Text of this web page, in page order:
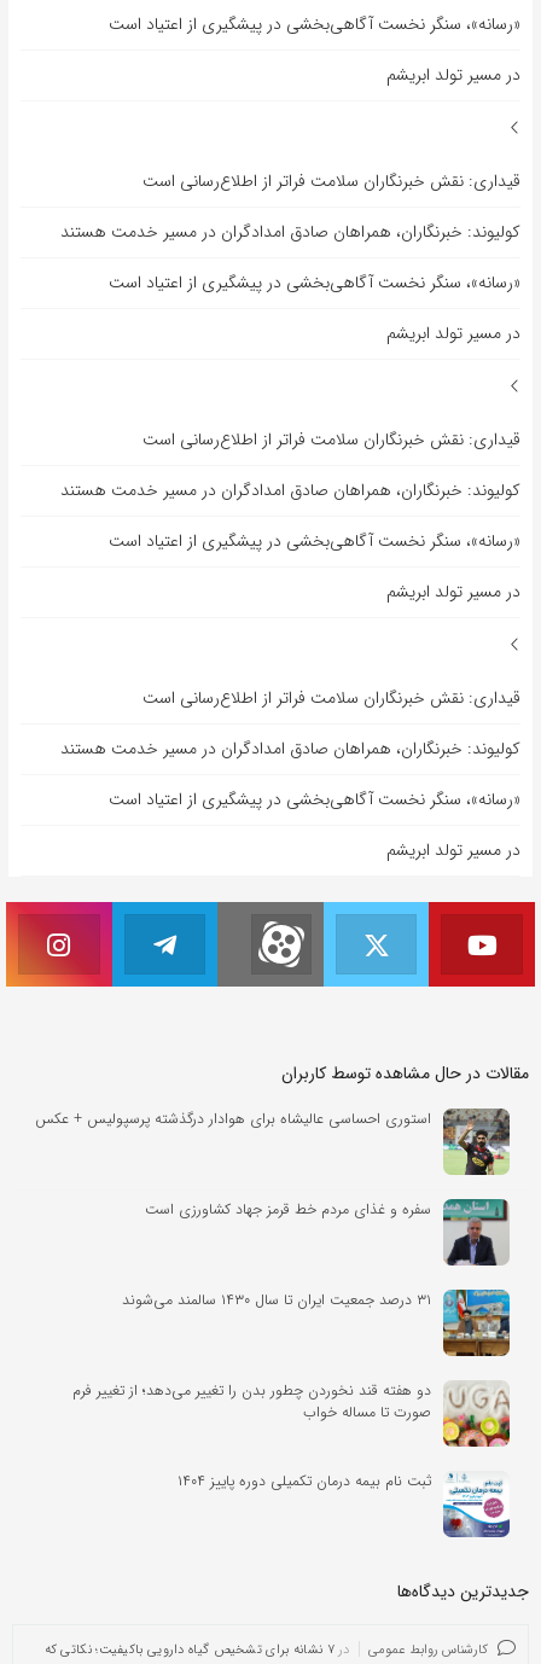
«رسانه»، سنگر نخست آگاهی‌بخشی در پیشگیری از اعتیاد است
در مسیر تولد ابریشم
قیداری: نقش خبرنگاران سلامت فراتر از اطلاع‌رسانی است
کولیوند: خبرنگاران، همراهان صادق امدادگران در مسیر خدمت هستند
«رسانه»، سنگر نخست آگاهی‌بخشی در پیشگیری از اعتیاد است
در مسیر تولد ابریشم
قیداری: نقش خبرنگاران سلامت فراتر از اطلاع‌رسانی است
کولیوند: خبرنگاران، همراهان صادق امدادگران در مسیر خدمت هستند
«رسانه»، سنگر نخست آگاهی‌بخشی در پیشگیری از اعتیاد است
در مسیر تولد ابریشم
قیداری: نقش خبرنگاران سلامت فراتر از اطلاع‌رسانی است
کولیوند: خبرنگاران، همراهان صادق امدادگران در مسیر خدمت هستند
«رسانه»، سنگر نخست آگاهی‌بخشی در پیشگیری از اعتیاد است
در مسیر تولد ابریشم
مقالات در حال مشاهده توسط کاربران
استوری احساسی عالیشاه برای هوادار درگذشته پرسپولیس + عکس
سفره و غذای مردم خط قرمز جهاد کشاورزی است
۳۱ درصد جمعیت ایران تا سال ۱۴۳۰ سالمند می‌شوند
دو هفته قند نخوردن چطور بدن را تغییر می‌دهد؛ از تغییر فرم
صورت تا مساله خواب
ثبت نام بیمه درمان تکمیلی دوره پاییز ۱۴۰۴
جدیدترین دیدگاه‌‌ها
کارشناس روابط عمومی در ۷ نشانه برای تشخیص گیاه دارویی باکیفیت؛ نکاتی که